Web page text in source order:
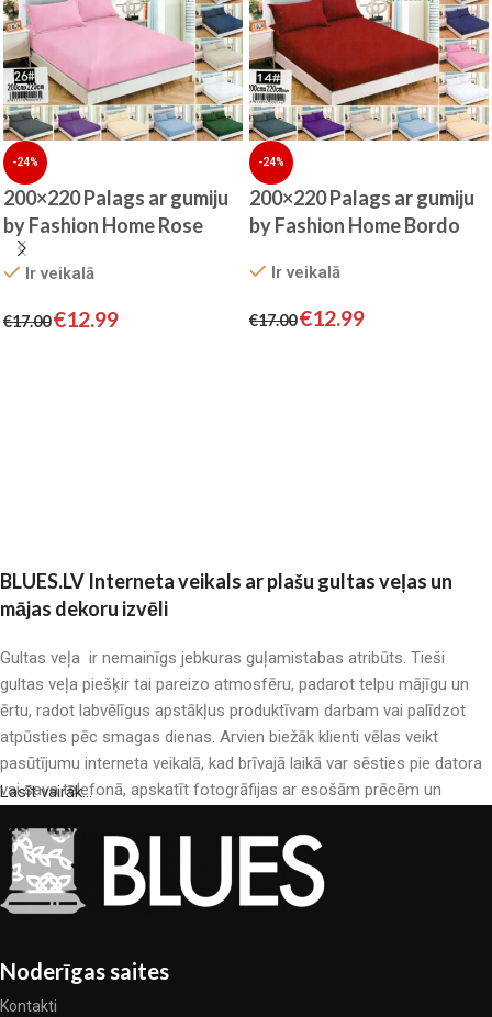
-24%
200×220 Palags ar gumiju
by Fashion Home Rose
/100% KOKVILNA SATĪNS
Ir veikalā
€17.00€12.99
-24%
200×220 Palags ar gumiju
by Fashion Home Bordo
Ir veikalā
€17.00€12.99
BLUES.LV Interneta veikals ar plašu gultas veļas un
mājas dekoru izvēli
Gultas veļa ir nemainīgs jebkuras guļamistabas atribūts. Tieši
gultas veļa piešķir tai pareizo atmosfēru, padarot telpu mājīgu un
ērtu, radot labvēlīgus apstākļus produktīvam darbam vai palīdzot
atpūsties pēc smagas dienas. Arvien biežāk klienti vēlas veikt
pasūtījumu interneta veikalā, kad brīvajā laikā var sēsties pie datora
vai sava telefonā, apskatīt fotogrāfijas ar esošām prēcēm un
veļas katalogs: pieejamas gan kokvilnas, gan kokvilna satīna gultas
veļas.
Gultas veļas ražošana ir moderns mākslas veids
Gultas veļas ražotāji, kā arī citu tekstila preču ražotāji ir pilni ar
Lasīt vairāk...
Noderīgas saites
Kontakti